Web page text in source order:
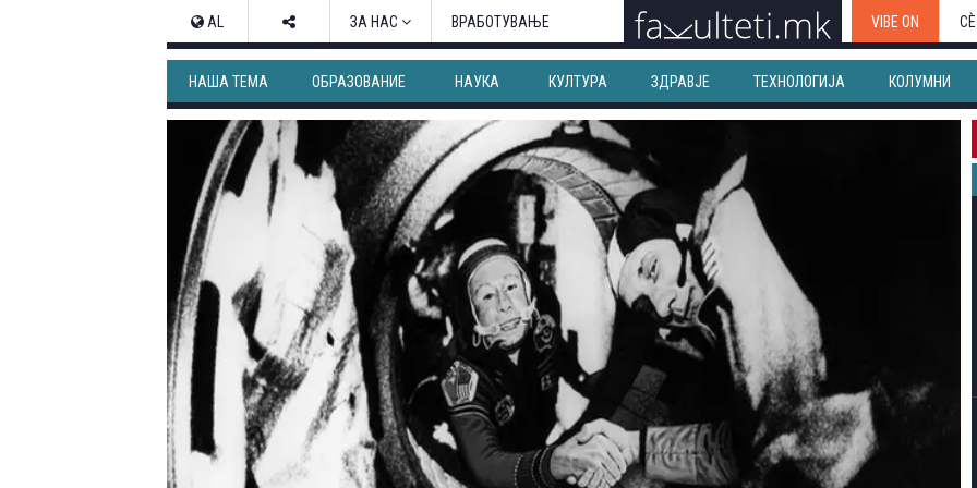
AL ЗА НАС ВРАБОТУВАЊЕ VIBE ON
НАША ТЕМА ОБРАЗОВАНИЕ НАУКА КУЛТУРА ЗДРАВЈЕ ТЕХНОЛОГИЈА КОЛУМНИ